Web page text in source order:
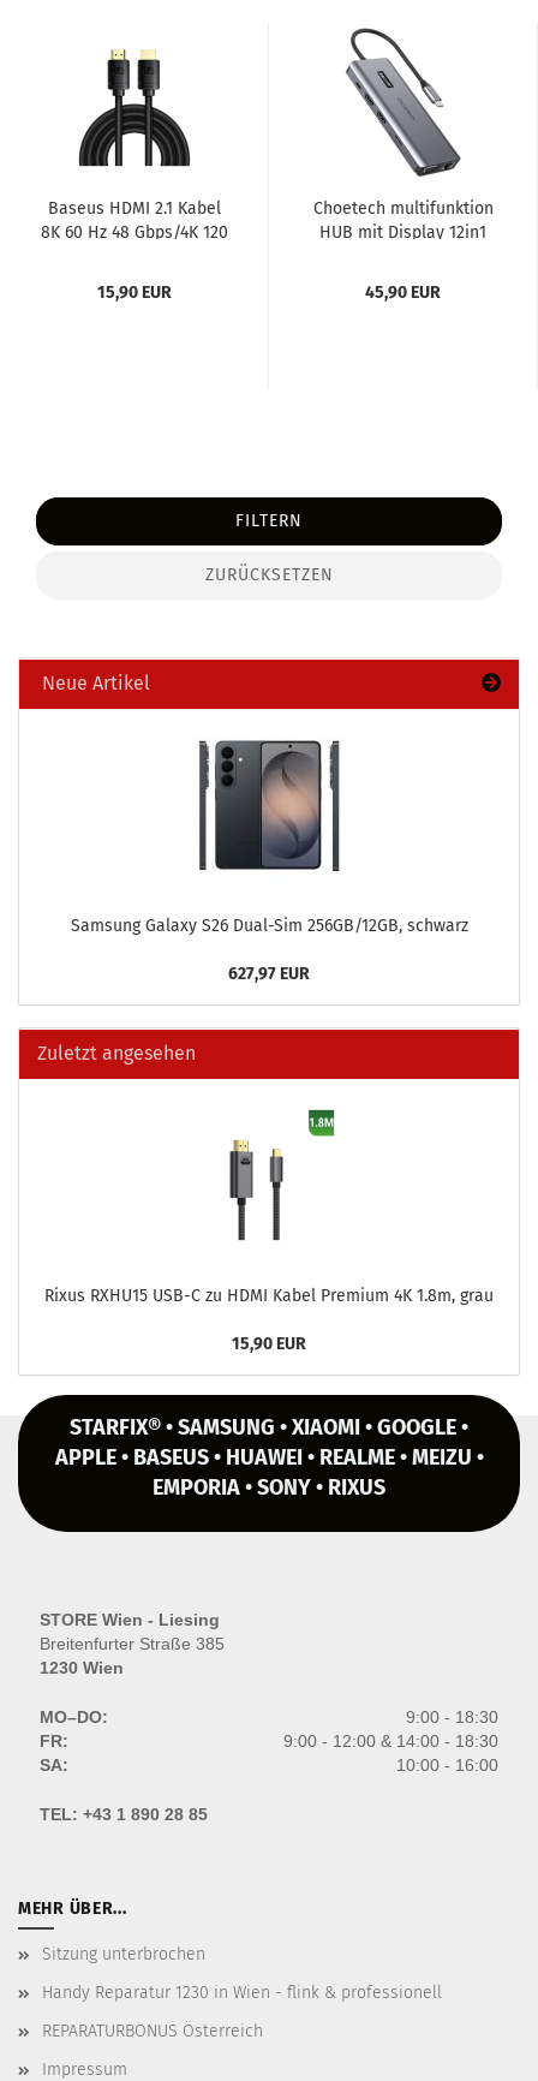
Ba­seus HDMI 2.1 Kabel
8K 60 Hz 48 Gbps/4K 120
15,90 EUR
Choe­tech mul­ti­funk­ti­on
HUB mit Dis­play 12in1
45,90 EUR
FILTERN
ZURÜCKSETZEN
Neue Artikel
Sam­sung Ga­la­xy S26 Dual-​Sim 256GB/12GB, schwarz
627,97 EUR
Zuletzt angesehen
Rixus RXHU15 USB-C zu HDMI Kabel Pre­mi­um 4K 1.8m, grau
15,90 EUR
STARFIX® • SAMSUNG • XIAOMI • GOOGLE •
APPLE • BASEUS • HUAWEI • REALME • MEIZU •
EMPORIA • SONY • RIXUS
STORE Wien - Liesing
Breitenfurter Straße 385
1230 Wien
MO–DO:
9:00 - 18:30
FR:
9:00 - 12:00 & 14:00 - 18:30
SA:
10:00 - 16:00
TEL: +43 1 890 28 85
MEHR ÜBER...
Sitzung unterbrochen
Handy Reparatur 1230 in Wien - flink & professionell
REPARATURBONUS Österreich
Impressum